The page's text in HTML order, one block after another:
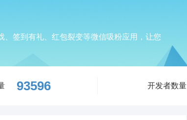
签到有礼、红包裂变等微信吸粉应用，让您
93596 开发者数量